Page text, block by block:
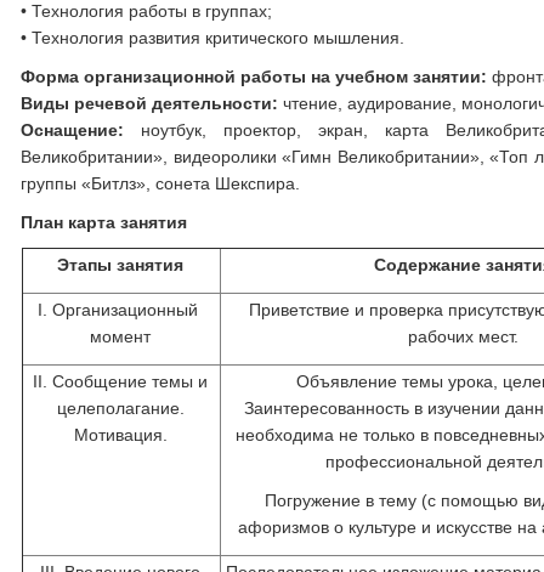
• Технология работы в группах;
• Технология развития критического мышления.
Форма организационной работы на учебном занятии:
Виды речевой деятельности: чтение, аудирование,
Оснащение: ноутбук, проектор, экран, карта
Великобритании», видеоролики «Гимн Великобритании», «Топ
группы «Битлз», сонета Шекспира.
План карта занятия
Этапы занятия Содержание
I. Организационный
момент
Приветствие и проверка
рабочих мест.
II. Сообщение темы и
целеполагание.
Мотивация.
Объявление темы урока,
Заинтересованность в изучении
необходима не только в
профессиональной
Погружение в тему (с помощью
афоризмов о культуре и искусстве на